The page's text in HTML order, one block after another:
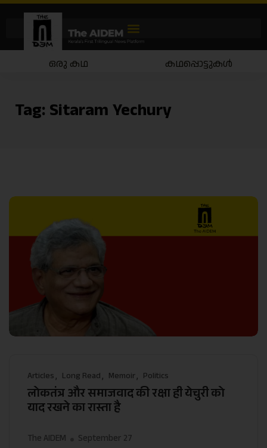
ഒരു കഥ കഥപ്പൊട്ടുകൾ
Tag: Sitaram Yechury
Articles Long Read Memoir Politics
लोकतंत्र और समाजवाद की रक्षा ही येचुरी को
याद रखने का रास्ता है
The AIDEM September 27